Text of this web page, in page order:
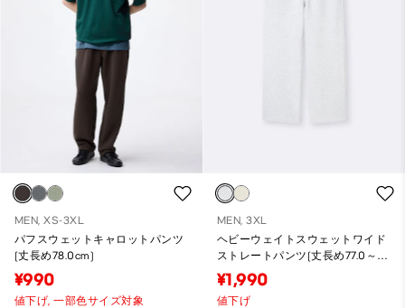
MEN, XS-3XL
パフスウェットキャロットパンツ
(丈長め78.0cm)
¥990
値下げ,一部色サイズ対象
MEN, 3XL
ヘビーウェイトスウェットワイド
ストレートパンツ(丈長め77.0～
81.0cm)
¥1,990
値下げ